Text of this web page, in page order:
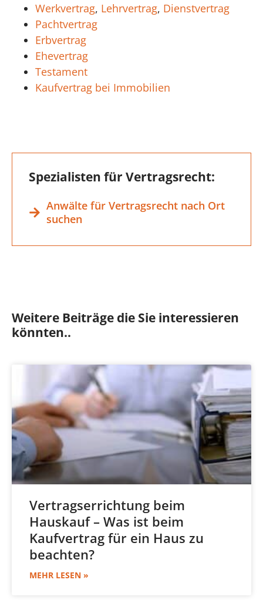
Werkvertrag, Lehrvertrag, Dienstvertrag
Pachtvertrag
Erbvertrag
Ehevertrag
Testament
Kaufvertrag bei Immobilien
Spezialisten für Vertragsrecht:
Anwälte für Vertragsrecht nach Ort
suchen
Weitere Beiträge die Sie interessieren
könnten..
Vertragserrichtung beim
Hauskauf – Was ist beim
Kaufvertrag für ein Haus zu
beachten?
MEHR LESEN »